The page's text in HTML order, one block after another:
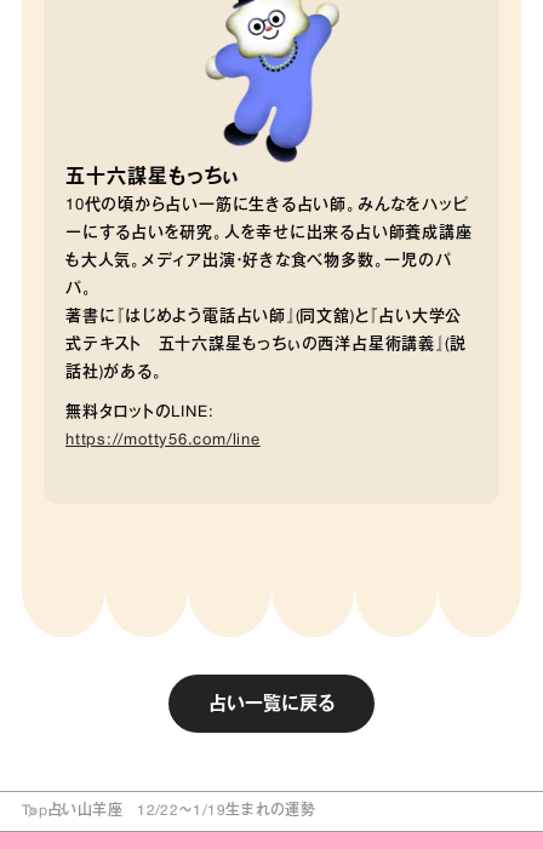
五十六謀星もっちぃ
10代の頃から占い一筋に生きる占い師。みんなをハッピ
ーにする占いを研究。人を幸せに出来る占い師養成講座
も大人気。メディア出演・好きな食べ物多数。一児のパ
パ。
著書に『はじめよう電話占い師』(同文舘)と『占い大学公
式テキスト 五十六謀星もっちぃの西洋占星術講義』(説
話社)がある。
無料タロットのLINE:
https://motty56.com/line
占い一覧に戻る
Top占い 山羊座 12/22～1/19生まれの運勢